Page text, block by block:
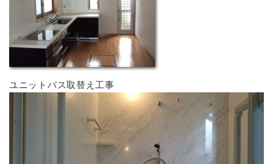
ユニットバス取替え工事